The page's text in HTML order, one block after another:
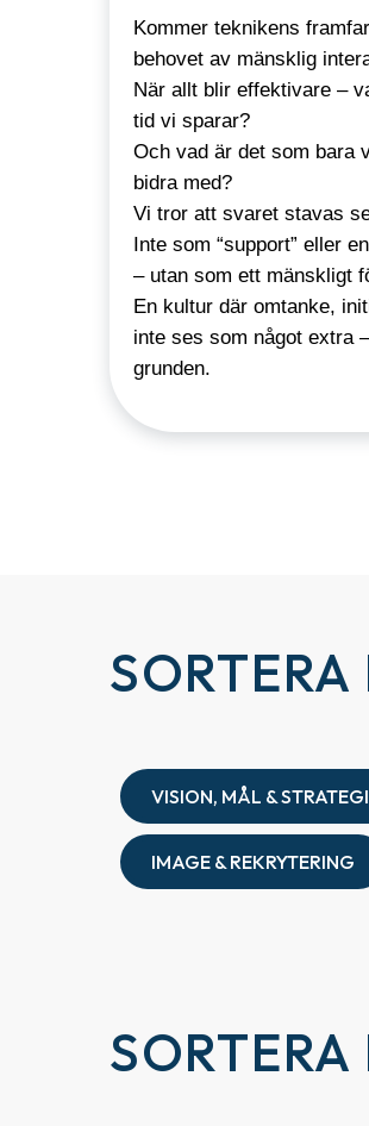
Kommer teknikens
behovet av mänsklig
När allt blir effektivare –
tid vi sparar?
Och vad är det som bara
bidra med?
Vi tror att svaret stavas
Inte som “support” eller
– utan som ett mänskligt
En kultur där omtanke,
inte ses som något extra
grunden.
VISION, MÅL & STRATEGI
IMAGE & REKRYTERING
SORTERA